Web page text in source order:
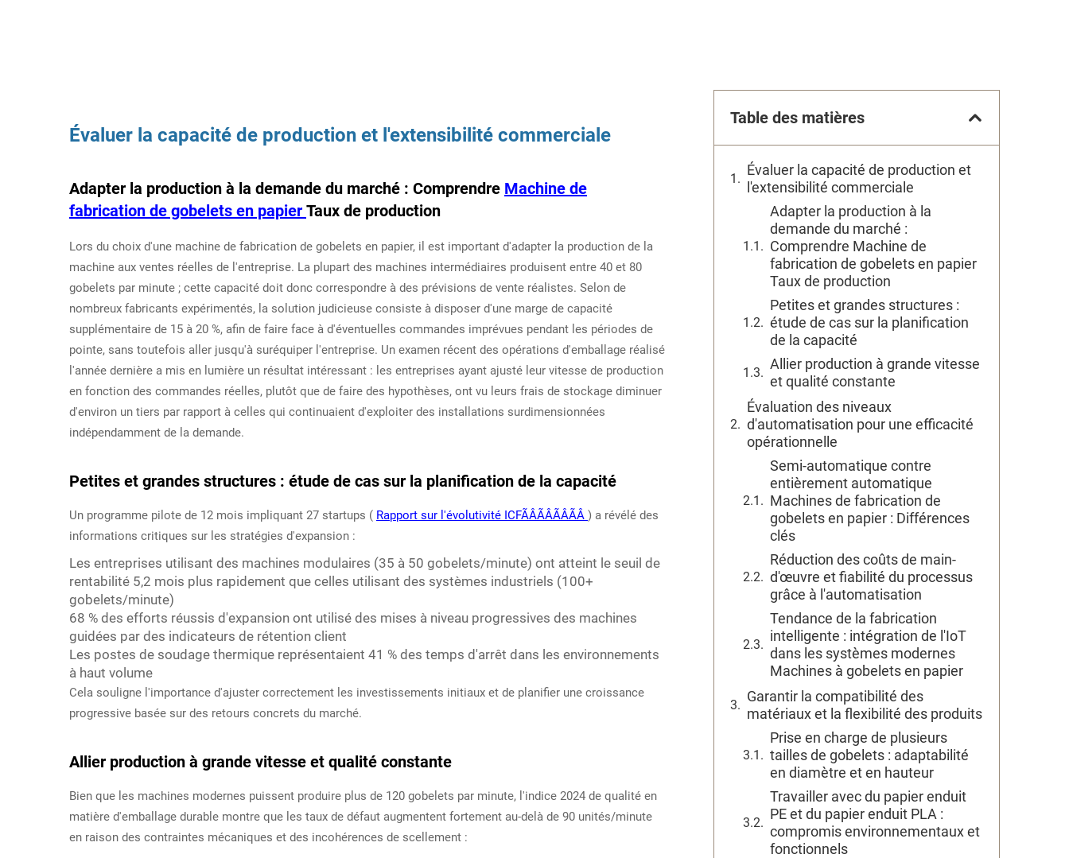
Évaluer la capacité de production et l'extensibilité commerciale
Adapter la production à la demande du marché : Comprendre Machine de
fabrication de gobelets en papier Taux de production
Lors du choix d'une machine de fabrication de gobelets en papier, il est important d'adapter la production de la
machine aux ventes réelles de l'entreprise. La plupart des machines intermédiaires produisent entre 40 et 80
gobelets par minute ; cette capacité doit donc correspondre à des prévisions de vente réalistes. Selon de
nombreux fabricants expérimentés, la solution judicieuse consiste à disposer d'une marge de capacité
supplémentaire de 15 à 20 %, afin de faire face à d'éventuelles commandes imprévues pendant les périodes de
pointe, sans toutefois aller jusqu'à suréquiper l'entreprise. Un examen récent des opérations d'emballage réalisé
l'année dernière a mis en lumière un résultat intéressant : les entreprises ayant ajusté leur vitesse de production
en fonction des commandes réelles, plutôt que de faire des hypothèses, ont vu leurs frais de stockage diminuer
d'environ un tiers par rapport à celles qui continuaient d'exploiter des installations surdimensionnées
indépendamment de la demande.
Petites et grandes structures : étude de cas sur la planification de la capacité
Un programme pilote de 12 mois impliquant 27 startups ( Rapport sur l'évolutivité ICFÃÂÃÂÃÂÃÂ ) a révélé des
informations critiques sur les stratégies d'expansion :
Les entreprises utilisant des machines modulaires (35 à 50 gobelets/minute) ont atteint le seuil de
rentabilité 5,2 mois plus rapidement que celles utilisant des systèmes industriels (100+
gobelets/minute)
68 % des efforts réussis d'expansion ont utilisé des mises à niveau progressives des machines
guidées par des indicateurs de rétention client
Les postes de soudage thermique représentaient 41 % des temps d'arrêt dans les environnements
à haut volume
Cela souligne l'importance d'ajuster correctement les investissements initiaux et de planifier une croissance
progressive basée sur des retours concrets du marché.
Allier production à grande vitesse et qualité constante
Bien que les machines modernes puissent produire plus de 120 gobelets par minute, l'indice 2024 de qualité en
matière d'emballage durable montre que les taux de défaut augmentent fortement au-delà de 90 unités/minute
en raison des contraintes mécaniques et des incohérences de scellement :
Table des matières
Évaluer la capacité de production et
l'extensibilité commerciale
Adapter la production à la
demande du marché :
Comprendre Machine de
fabrication de gobelets en papier
Taux de production
Petites et grandes structures :
étude de cas sur la planification
de la capacité
Allier production à grande vitesse
et qualité constante
Évaluation des niveaux
d'automatisation pour une efficacité
opérationnelle
Semi-automatique contre
entièrement automatique
Machines de fabrication de
gobelets en papier : Différences
clés
Réduction des coûts de main-
d'œuvre et fiabilité du processus
grâce à l'automatisation
Tendance de la fabrication
intelligente : intégration de l'IoT
dans les systèmes modernes
Machines à gobelets en papier
Garantir la compatibilité des
matériaux et la flexibilité des produits
Prise en charge de plusieurs
tailles de gobelets : adaptabilité
en diamètre et en hauteur
Travailler avec du papier enduit
PE et du papier enduit PLA :
compromis environnementaux et
fonctionnels